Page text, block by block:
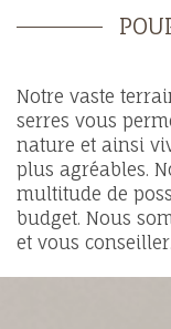
Notre vaste
serres vous
nature et ainsi
plus agréables.
multitude de
budget. Nous
et vous conseiller.